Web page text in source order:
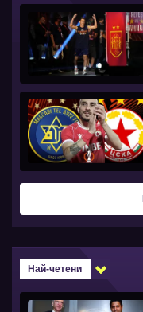
Най-четени